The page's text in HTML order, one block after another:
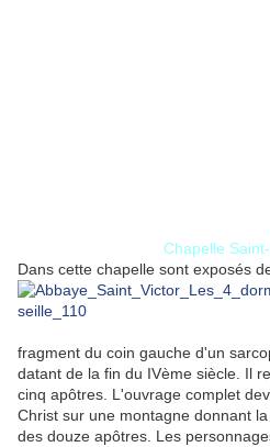
Chapelle
Dans cette chapelle sont exposés
fragment du coin gauche d'un
datant de la fin du IVème siècle. Il
cinq apôtres. L'ouvrage complet
Christ sur une montagne donnant
des douze apôtres. Les